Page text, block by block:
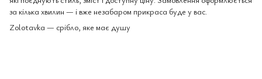
за кілька хвилин — і вже незабаром прикраса буде у вас.
Zolotavka — срібло, яке має душу